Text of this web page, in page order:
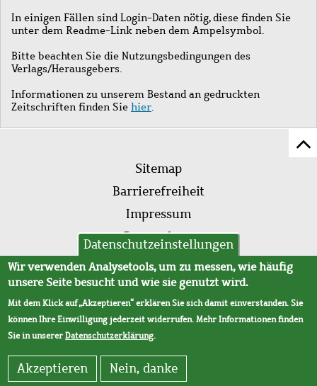
In einigen Fällen sind Login-Daten nötig, diese finden Sie
unter dem Readme-Link neben dem Ampelsymbol.
Bitte beachten Sie die Nutzungsbedingungen des
Verlags/Herausgebers.
Informationen zu unserem Bestand an gedruckten
Zeitschriften finden Sie hier.
Fußleistenmenü
Sitemap
Barrierefreiheit
Impressum
Datenschutz
AVB
Datenschutzeinstellungen
Wir verwenden Analysetools, um zu messen, wie häufig
unsere Seite besucht und wie sie genutzt wird.
Mit dem Klick auf „Akzeptieren“ erklären Sie sich damit einverstanden. Sie
können Ihre Einwilligung jederzeit widerrufen. Mehr Informationen finden
Sie in unsererDatenschutzerklärung.
Akzeptieren Nein, danke